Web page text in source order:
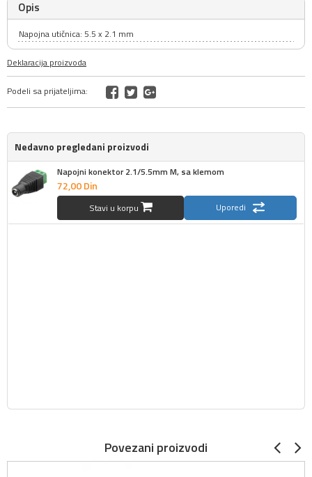
Opis
Napojna utičnica: 5.5 x 2.1 mm
Deklaracija proizvoda
Podeli sa prijateljima:
Nedavno pregledani proizvodi
Napojni konektor 2.1/5.5mm M, sa klemom
72,00Din
Stavi u korpu Uporedi
Povezani proizvodi